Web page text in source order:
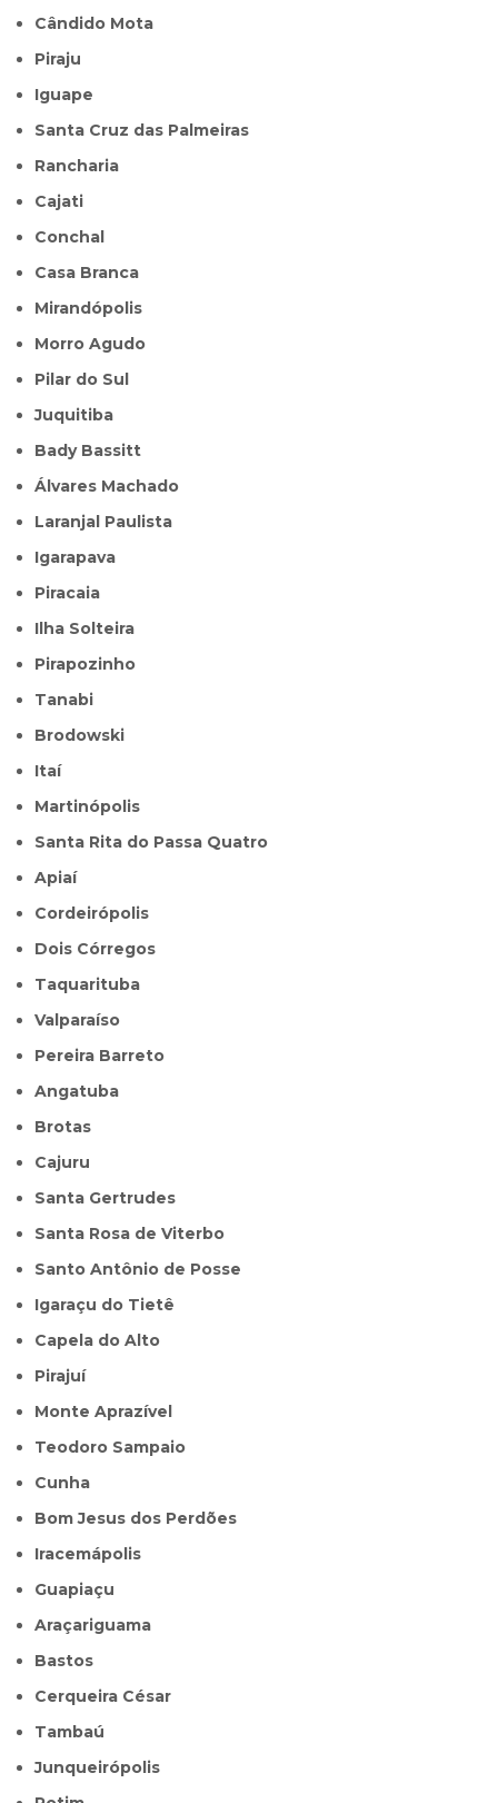
Cândido Mota
Piraju
Iguape
Santa Cruz das Palmeiras
Rancharia
Cajati
Conchal
Casa Branca
Mirandópolis
Morro Agudo
Pilar do Sul
Juquitiba
Bady Bassitt
Álvares Machado
Laranjal Paulista
Igarapava
Piracaia
Ilha Solteira
Pirapozinho
Tanabi
Brodowski
Itaí
Martinópolis
Santa Rita do Passa Quatro
Apiaí
Cordeirópolis
Dois Córregos
Taquarituba
Valparaíso
Pereira Barreto
Angatuba
Brotas
Cajuru
Santa Gertrudes
Santa Rosa de Viterbo
Santo Antônio de Posse
Igaraçu do Tietê
Capela do Alto
Pirajuí
Monte Aprazível
Teodoro Sampaio
Cunha
Bom Jesus dos Perdões
Iracemápolis
Guapiaçu
Araçariguama
Bastos
Cerqueira César
Tambaú
Junqueirópolis